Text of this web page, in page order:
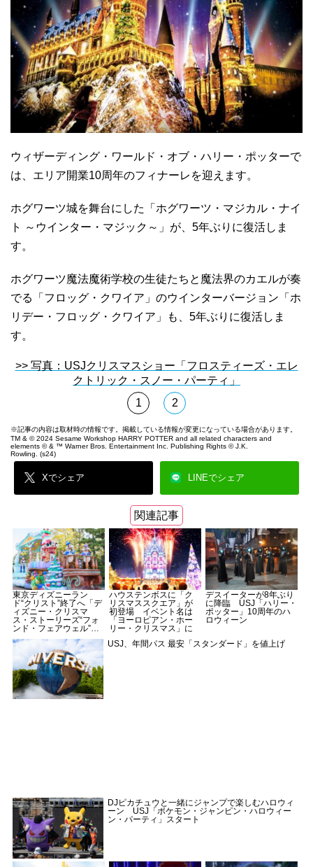
ウィザーディング・ワールド・オブ・ハリー・ポッターで
は、エリア開業10周年のフィナーレを迎えます。
ホグワーツ城を舞台にした「ホグワーツ・マジカル・ナイ
ト ～ウインター・マジック～」が、5年ぶりに復活しま
す。
ホグワーツ魔法魔術学校の生徒たちと魔法界のカエルが奏
でる「フロッグ・クワイア」のウインターバージョン「ホ
リデー・フロッグ・クワイア」も、5年ぶりに復活しま
す。
>> 写真：USJクリスマスショー「フロスティーズ・エレ
クトリック・スノー・パーティ」
1
2
※記事の内容は取材時の情報です。掲載している情報が変更になっている場合があります。
TM & © 2024 Sesame Workshop HARRY POTTER and all related characters and
elements © & ™ Warner Bros. Entertainment Inc. Publishing Rights © J.K.
Rowling. (s24)
Xでシェア LINEでシェア
関連記事
東京ディズニーラン
ド“クリスト”終了へ「デ
ィズニー・クリスマ
ス・ストーリーズ“フォ
ンド・フェアウェル”」
ハウステンボスに「ク
リスマススクエア​」が
初登場 イベント名は
「ヨーロピアン・ホー
リー・クリスマス」に
デスイーターが8年ぶり
に降臨 USJ「ハリー・
ポッター」10周年のハ
ロウィーン
USJ、年間パス 最安「スタンダード」を値上げ
DJピカチュウと一緒にジャンプで楽しむハロウィ
ーン USJ「ポケモン・ジャンピン・ハロウィー
ン・パーティ」スタート